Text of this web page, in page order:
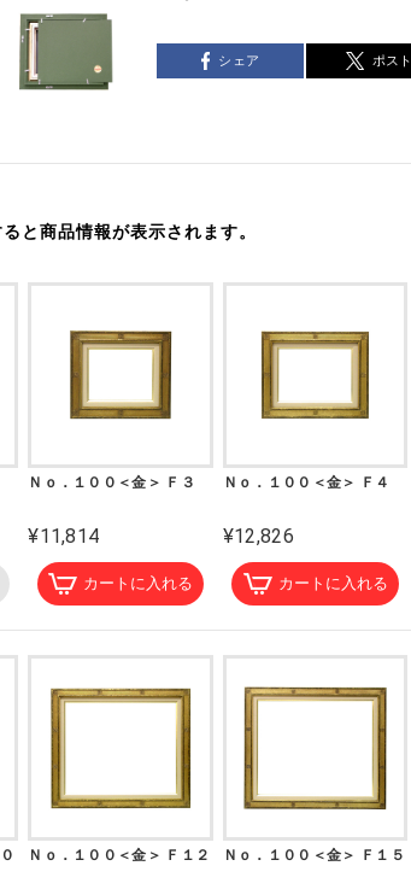
シェア ポスト
と商品情報が表示されます。
Ｎｏ．１００＜金＞ Ｆ３
¥11,814
カートに入れる
Ｎｏ．１００＜金＞ Ｆ４
¥12,826
カートに入れる
Ｎｏ．１００＜金＞ Ｆ１２ Ｎｏ．１００＜金＞ Ｆ１５